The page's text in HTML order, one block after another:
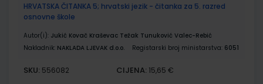
proizvodi
HRVATSKA ČITANKA 5; hrvatski jezik - čitanka za 5. razred
osnovne škole
Autor(i): Jukić Kovač Kraševac Težak Tunuković Valec-Rebić
Nakladnik: NAKLADA LJEVAK d.o.o. Registarski broj ministarstva: 6051
SKU: 556082 CIJENA: 15,65 €